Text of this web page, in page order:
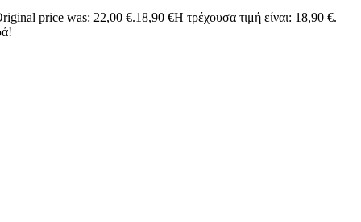
price was: 22,00 €.18,90 €Η τρέχουσα τιμή είναι: 18,90 €.